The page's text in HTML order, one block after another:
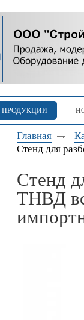
ПРОДУКЦИИ
Главная
Стенд для
Стенд
ТНВД